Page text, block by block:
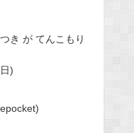
き が てんこもり
)